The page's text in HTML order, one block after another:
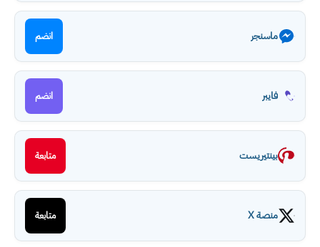
ماسنجر انضم
فايبر انضم
بينتيريست متابعة
منصة X متابعة